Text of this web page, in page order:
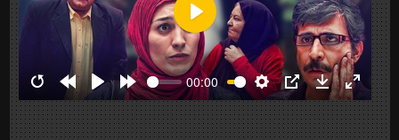
RestartRewind
10s
Play Forward
10s
00:00
Settings
PIP Download
Enter
Play